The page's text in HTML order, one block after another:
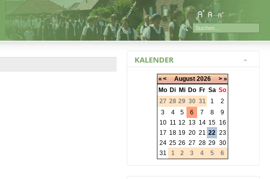
KALENDER
«< August 2026 > »
Mo Di Mi Do Fr Sa So
27 28 29 30 31 1
2
3
4 5 6 7 8
9
10 11 12 13 14 15 16
17 18 19 20 21 22 23
24 25 26 27 28 29 30
31
1 2 3 4 5 6